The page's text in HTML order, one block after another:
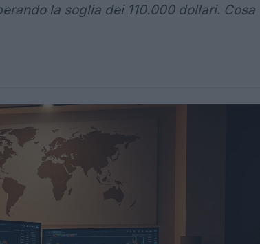
la soglia dei 110.000 dollari. Cosa